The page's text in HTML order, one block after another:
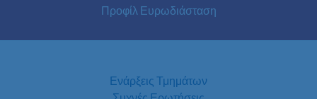
Προφίλ Ευρωδιάσταση
Ενάρξεις Τμημάτων